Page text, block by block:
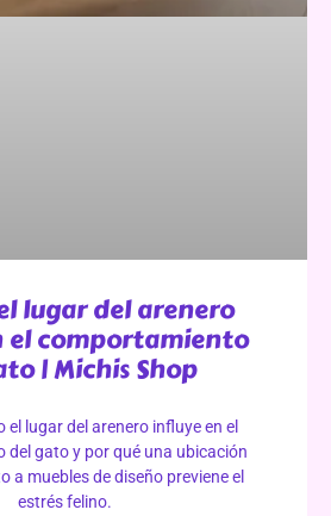
lugar del arenero
el comportamiento
| Michis Shop
el lugar del arenero influye en el
del gato y por qué una ubicación
a muebles de diseño previene el
estrés felino.